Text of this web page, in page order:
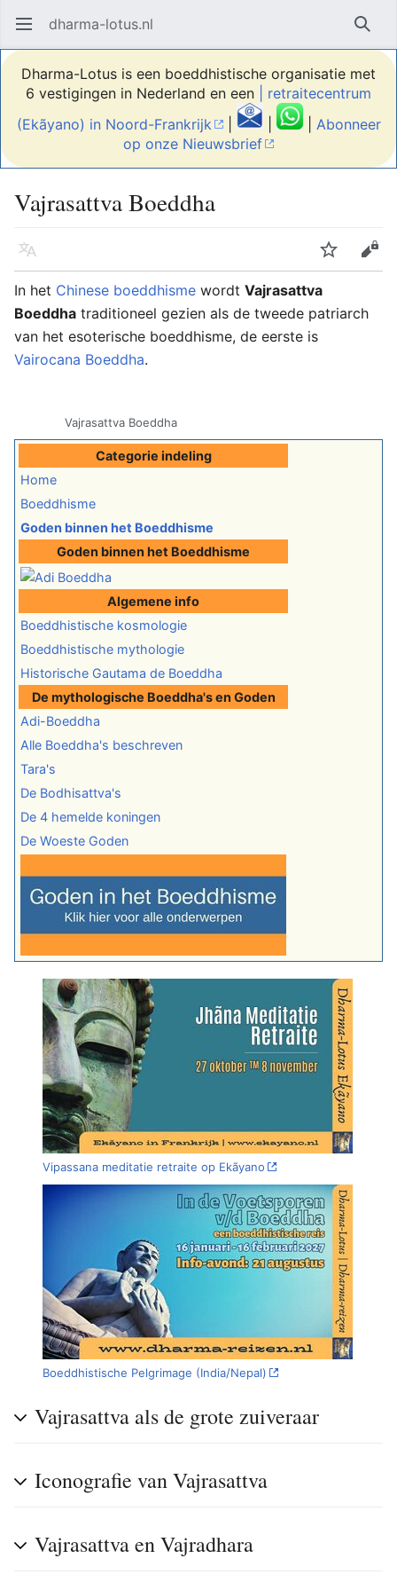
Hoofdmenu openen dharma-lotus.nl
Dharma-Lotus is een boeddhistische organisatie met
6 vestigingen in Nederland en een
| retraitecentrum
(Ekãyano) in Noord-Frankrijk
| | Abonneer
op onze Nieuwsbrief
Vajrasattva Boeddha
Taal Volgen
Bewerken
In het Chinese boeddhisme wordt Vajrasattva
Boeddha traditioneel gezien als de tweede patriarch
van het esoterische boeddhisme, de eerste is
Vairocana Boeddha.
Vajrasattva Boeddha
Categorie indeling
Home
Boeddhisme
Goden binnen het Boeddhisme
Goden binnen het Boeddhisme
Algemene info
Boeddhistische kosmologie
Boeddhistische mythologie
Historische Gautama de Boeddha
De mythologische Boeddha's en Goden
Adi-Boeddha
Alle Boeddha's beschreven
Tara's
De Bodhisattva's
De 4 hemelde koningen
De Woeste Goden
Vipassana meditatie retraite op Ekãyano
Boeddhistische Pelgrimage (India/Nepal)
Vajrasattva als de grote zuiveraar
Iconografie van Vajrasattva
Vajrasattva en Vajradhara